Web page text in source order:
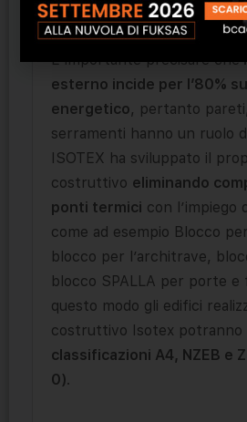
BASF.
È importante precisare che
esterno incide per l’80%
energetico, pertanto
serramenti hanno un ruolo
ISOTEX ha sviluppato il
costruttivo eliminando
ponti termici con l’impiego
come ad esempio Blocco
blocco per l’architrave,
blocco SPALLA per porte e
questo modo gli edifici
costruttivo Isotex potranno
classificazioni A4, NZEB e
0).